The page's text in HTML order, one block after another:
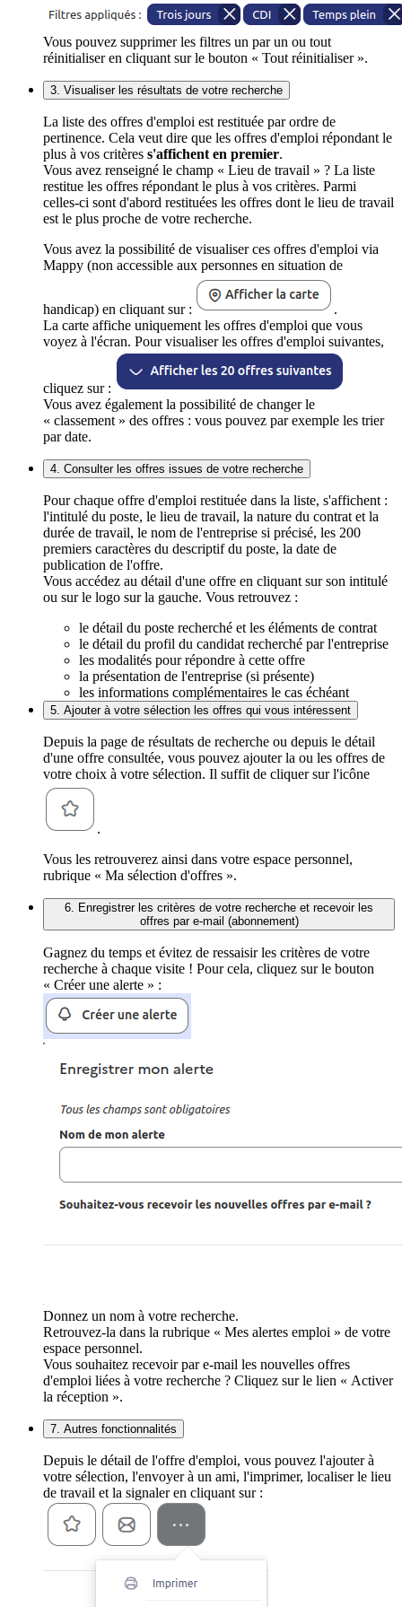
Vous pouvez supprimer les filtres un par un ou tout
réinitialiser en cliquant sur le bouton « Tout réinitialiser ».
3. Visualiser les résultats de votre recherche
La liste des offres d'emploi est restituée par ordre de
pertinence. Cela veut dire que les offres d'emploi répondant le
plus à vos critères s'affichent en premier.
Vous avez renseigné le champ « Lieu de travail » ? La liste
restitue les offres répondant le plus à vos critères. Parmi
celles-ci sont d'abord restituées les offres dont le lieu de travail
est le plus proche de votre recherche.
Vous avez la possibilité de visualiser ces offres d'emploi via
Mappy (non accessible aux personnes en situation de
handicap) en cliquant sur :
.
La carte affiche uniquement les offres d'emploi que vous
voyez à l'écran. Pour visualiser les offres d'emploi suivantes,
cliquez sur :
Vous avez également la possibilité de changer le
« classement » des offres : vous pouvez par exemple les trier
par date.
4. Consulter les offres issues de votre recherche
Pour chaque offre d'emploi restituée dans la liste, s'affichent :
l'intitulé du poste, le lieu de travail, la nature du contrat et la
durée de travail, le nom de l'entreprise si précisé, les 200
premiers caractères du descriptif du poste, la date de
publication de l'offre.
Vous accédez au détail d'une offre en cliquant sur son intitulé
ou sur le logo sur la gauche. Vous retrouvez :
le détail du poste recherché et les éléments de contrat
le détail du profil du candidat recherché par l'entreprise
les modalités pour répondre à cette offre
la présentation de l'entreprise (si présente)
les informations complémentaires le cas échéant
5. Ajouter à votre sélection les offres qui vous intéressent
Depuis la page de résultats de recherche ou depuis le détail
d'une offre consultée, vous pouvez ajouter la ou les offres de
votre choix à votre sélection. Il suffit de cliquer sur l'icône
.
Vous les retrouverez ainsi dans votre espace personnel,
rubrique « Ma sélection d'offres ».
6. Enregistrer les critères de votre recherche et recevoir les
offres par e-mail (abonnement)
Gagnez du temps et évitez de ressaisir les critères de votre
recherche à chaque visite ! Pour cela, cliquez sur le bouton
« Créer une alerte » :
Donnez un nom à votre recherche.
Retrouvez-la dans la rubrique « Mes alertes emploi » de votre
espace personnel.
Vous souhaitez recevoir par e-mail les nouvelles offres
d'emploi liées à votre recherche ? Cliquez sur le lien « Activer
la réception ».
7. Autres fonctionnalités
Depuis le détail de l'offre d'emploi, vous pouvez l'ajouter à
votre sélection, l'envoyer à un ami, l'imprimer, localiser le lieu
de travail et la signaler en cliquant sur :